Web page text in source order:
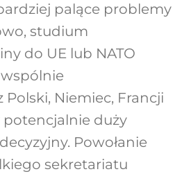
palące problemy
studium
do UE lub NATO
Niemiec, Francji
potencjalnie duży
Powołanie
sekretariatu